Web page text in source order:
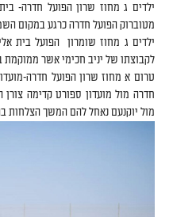
מטוברוק הפועל חדרה כרגע במקום
לקבוצתו של יניב חכימי אשר ממוקמת
חדרה מול מועדון ספורט קדימה צורן
מול יוקנעם נאחל להם המשך הצלחות